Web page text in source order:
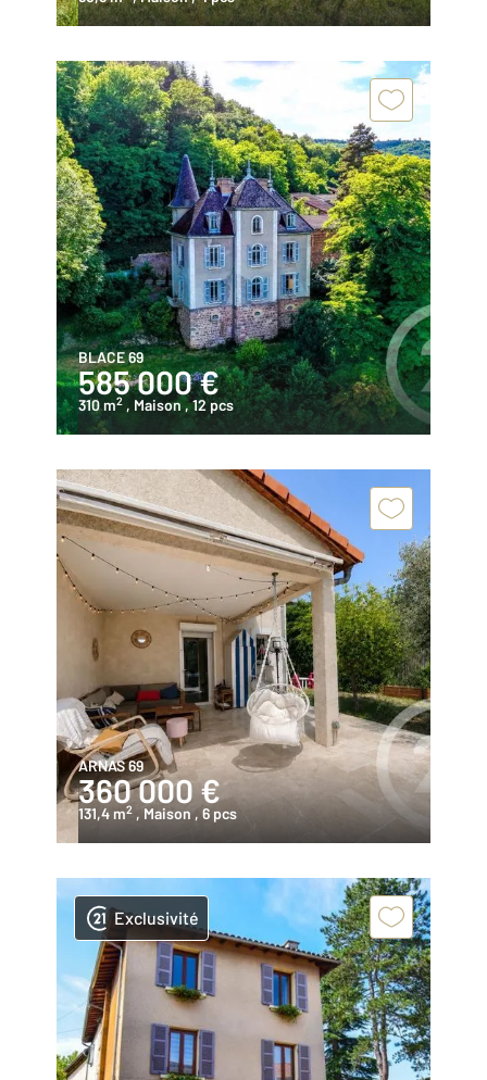
BLACE 69
585 000 €
310 m2 , Maison , 12 pcs
ARNAS 69
360 000 €
131,4 m2 , Maison , 6 pcs
Exclusivité